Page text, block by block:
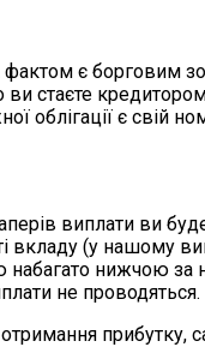
фактом є борговим
ви стаєте
облігації є
виплати ви
вкладу (у нашому
нижчою за
не проводяться.